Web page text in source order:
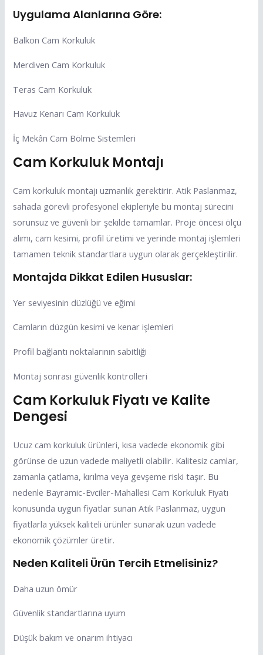
Uygulama Alanlarına Göre:
Balkon Cam Korkuluk
Merdiven Cam Korkuluk
Teras Cam Korkuluk
Havuz Kenarı Cam Korkuluk
İç Mekân Cam Bölme Sistemleri
Cam Korkuluk Montajı
Cam korkuluk montajı uzmanlık gerektirir. Atik Paslanmaz,
sahada görevli profesyonel ekipleriyle bu montaj sürecini
sorunsuz ve güvenli bir şekilde tamamlar. Proje öncesi ölçü
alımı, cam kesimi, profil üretimi ve yerinde montaj işlemleri
tamamen teknik standartlara uygun olarak gerçekleştirilir.
Montajda Dikkat Edilen Hususlar:
Yer seviyesinin düzlüğü ve eğimi
Camların düzgün kesimi ve kenar işlemleri
Profil bağlantı noktalarının sabitliği
Montaj sonrası güvenlik kontrolleri
Cam Korkuluk Fiyatı ve Kalite
Dengesi
Ucuz cam korkuluk ürünleri, kısa vadede ekonomik gibi
görünse de uzun vadede maliyetli olabilir. Kalitesiz camlar,
zamanla çatlama, kırılma veya gevşeme riski taşır. Bu
nedenle Bayramic-Evciler-Mahallesi Cam Korkuluk Fiyatı
konusunda uygun fiyatlar sunan Atik Paslanmaz, uygun
fiyatlarla yüksek kaliteli ürünler sunarak uzun vadede
ekonomik çözümler üretir.
Neden Kaliteli Ürün Tercih Etmelisiniz?
Daha uzun ömür
Güvenlik standartlarına uyum
Düşük bakım ve onarım ihtiyacı